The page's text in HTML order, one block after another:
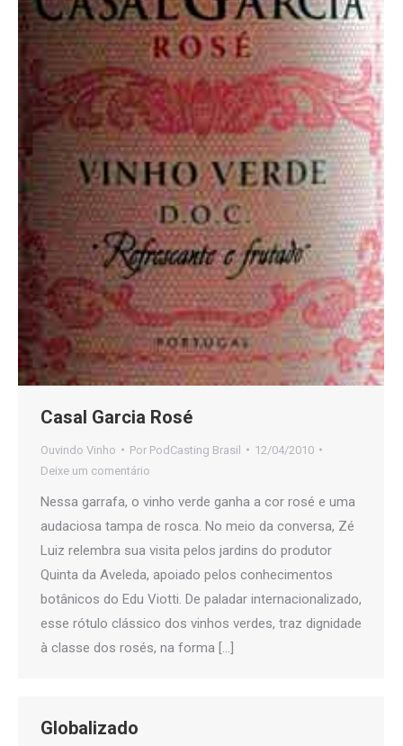
Casal Garcia Rosé
Ouvindo Vinho Por PodCasting Brasil
12/04/2010
Deixe um comentário
Nessa garrafa, o vinho verde ganha a cor rosé e uma
audaciosa tampa de rosca. No meio da conversa, Zé
Luiz relembra sua visita pelos jardins do produtor
Quinta da Aveleda, apoiado pelos conhecimentos
botânicos do Edu Viotti. De paladar internacionalizado,
esse rótulo clássico dos vinhos verdes, traz dignidade
à classe dos rosés, na forma […]
Globalizado